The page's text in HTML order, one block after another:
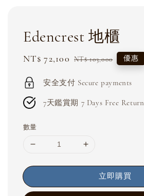
Edencrest 地櫃
Sale
NT$ 72,100 Regular
NT$ 103,000 優惠
安全支付 Secure payments
7天鑑賞期 7 Days Free Return
數量
立即購買